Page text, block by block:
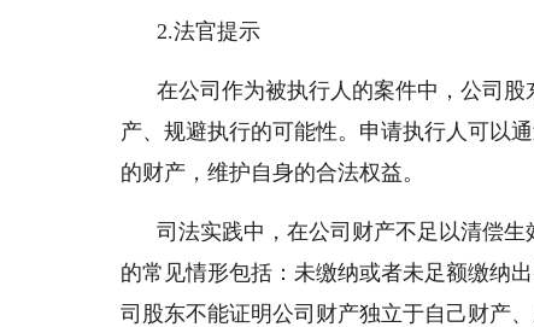
2.法官提示
在公司作为被执行人的案件中，公司
产、规避执行的可能性。申请执行人可以
的财产，维护自身的合法权益。
司法实践中，在公司财产不足以清偿
的常见情形包括：未缴纳或者未足额缴纳
司股东不能证明公司财产独立于自己财产